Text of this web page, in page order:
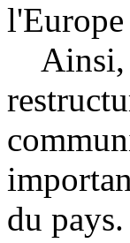
l'Europe
Ainsi,
du